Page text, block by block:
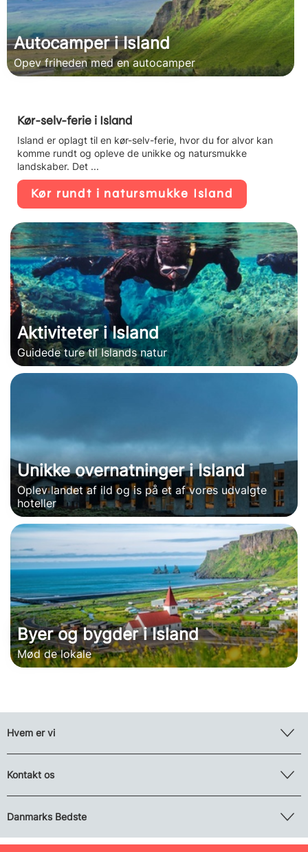
Autocamper i Island
Opev friheden med en autocamper
Kør-selv-ferie i Island
Island er oplagt til en kør-selv-ferie, hvor du for alvor kan
komme rundt og opleve de unikke og natursmukke
landskaber. Det ...
Kør rundt i natursmukke Island
Aktiviteter i Island
Guidede ture til Islands natur
Unikke overnatninger i Island
Oplev landet af ild og is på et af vores udvalgte
hoteller
Byer og bygder i Island
Mød de lokale
Hvem er vi
Kontakt os
Danmarks Bedste